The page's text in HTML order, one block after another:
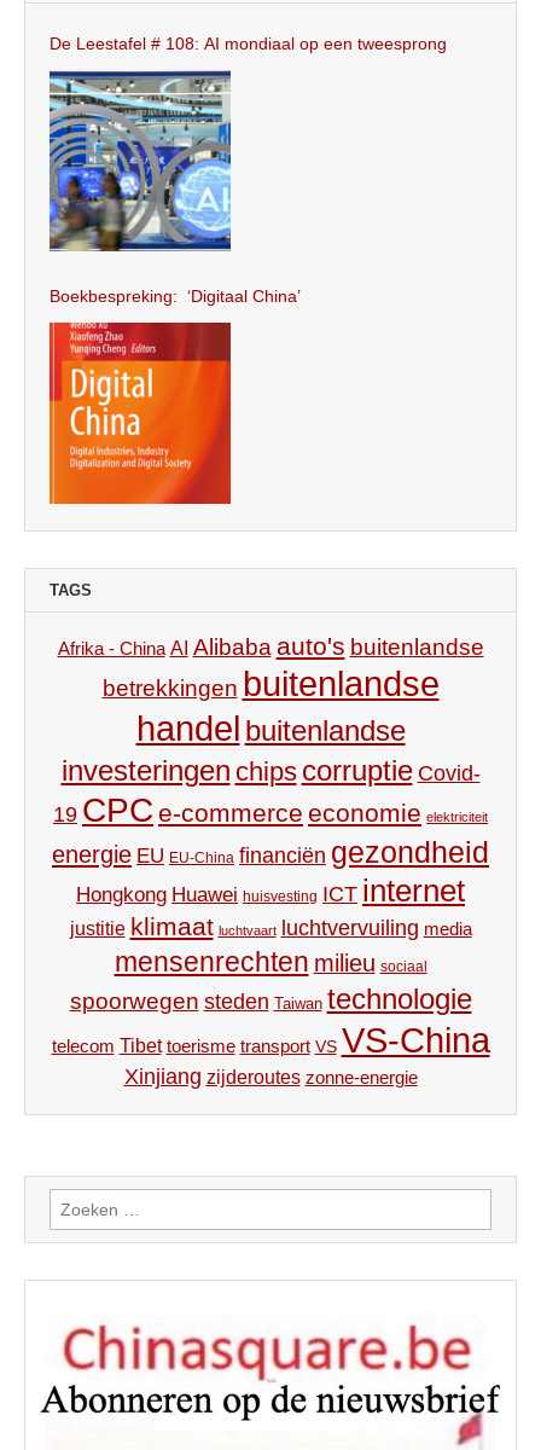
De Leestafel # 108: AI mondiaal op een tweesprong
Boekbespreking: ‘Digitaal China’
TAGS
Afrika - China AI Alibaba auto's buitenlandse
betrekkingen buitenlandse
handel buitenlandse
investeringen chips corruptie Covid-
19 CPC e-commerce economie elektriciteit
energie EU EU-China financiën gezondheid
Hongkong Huawei huisvesting ICT internet
justitie klimaat luchtvaart luchtvervuiling media
mensenrechten milieu sociaal
spoorwegen steden Taiwan technologie
telecom Tibet toerisme transport VS VS-China
Xinjiang zijderoutes zonne-energie
Zoeken
naar: